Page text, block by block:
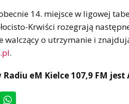
14. miejsce w ligowej
Krwiści rozegrają
walczący o utrzymanie i
.
Radiu eM Kielce 107,9 FM